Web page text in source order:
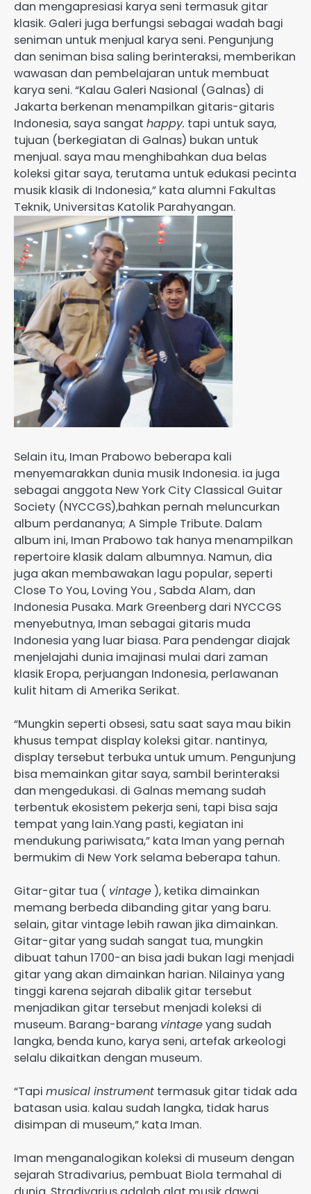
dan mengapresiasi karya seni termasuk gitar
klasik. Galeri juga berfungsi sebagai wadah bagi
seniman untuk menjual karya seni. Pengunjung
dan seniman bisa saling berinteraksi, memberikan
wawasan dan pembelajaran untuk membuat
karya seni. “Kalau Galeri Nasional (Galnas) di
Jakarta berkenan menampilkan gitaris-gitaris
Indonesia, saya sangat happy. tapi untuk saya,
tujuan (berkegiatan di Galnas) bukan untuk
menjual. saya mau menghibahkan dua belas
koleksi gitar saya, terutama untuk edukasi pecinta
musik klasik di Indonesia,” kata alumni Fakultas
Teknik, Universitas Katolik Parahyangan.
Selain itu, Iman Prabowo beberapa kali
menyemarakkan dunia musik Indonesia. ia juga
sebagai anggota New York City Classical Guitar
Society (NYCCGS),bahkan pernah meluncurkan
album perdananya; A Simple Tribute. Dalam
album ini, Iman Prabowo tak hanya menampilkan
repertoire klasik dalam albumnya. Namun, dia
juga akan membawakan lagu popular, seperti
Close To You, Loving You , Sabda Alam, dan
Indonesia Pusaka. Mark Greenberg dari NYCCGS
menyebutnya, Iman sebagai gitaris muda
Indonesia yang luar biasa. Para pendengar diajak
menjelajahi dunia imajinasi mulai dari zaman
klasik Eropa, perjuangan Indonesia, perlawanan
kulit hitam di Amerika Serikat.
“Mungkin seperti obsesi, satu saat saya mau bikin
khusus tempat display koleksi gitar. nantinya,
display tersebut terbuka untuk umum. Pengunjung
bisa memainkan gitar saya, sambil berinteraksi
dan mengedukasi. di Galnas memang sudah
terbentuk ekosistem pekerja seni, tapi bisa saja
tempat yang lain.Yang pasti, kegiatan ini
mendukung pariwisata,” kata Iman yang pernah
bermukim di New York selama beberapa tahun.
Gitar-gitar tua ( vintage ), ketika dimainkan
memang berbeda dibanding gitar yang baru.
selain, gitar vintage lebih rawan jika dimainkan.
Gitar-gitar yang sudah sangat tua, mungkin
dibuat tahun 1700-an bisa jadi bukan lagi menjadi
gitar yang akan dimainkan harian. Nilainya yang
tinggi karena sejarah dibalik gitar tersebut
menjadikan gitar tersebut menjadi koleksi di
museum. Barang-barang vintageyang sudah
langka, benda kuno, karya seni, artefak arkeologi
selalu dikaitkan dengan museum.
“Tapi musical instrument termasuk gitar tidak ada
batasan usia. kalau sudah langka, tidak harus
disimpan di museum,” kata Iman.
Iman menganalogikan koleksi di museum dengan
sejarah Stradivarius, pembuat Biola termahal di